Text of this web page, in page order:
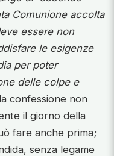
Comunione accolta
essere non
le esigenze
per poter
delle colpe e
confessione non
il giorno della
fare anche prima;
senza legame